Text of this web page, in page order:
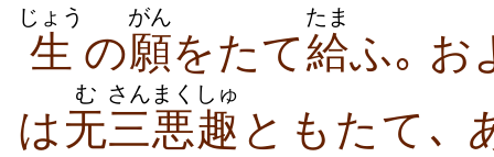
生
じょう
の願
がん
をたて給
たま
ふ｡ お
は无
む
三
さん
悪趣
まくしゅ
ともたて､